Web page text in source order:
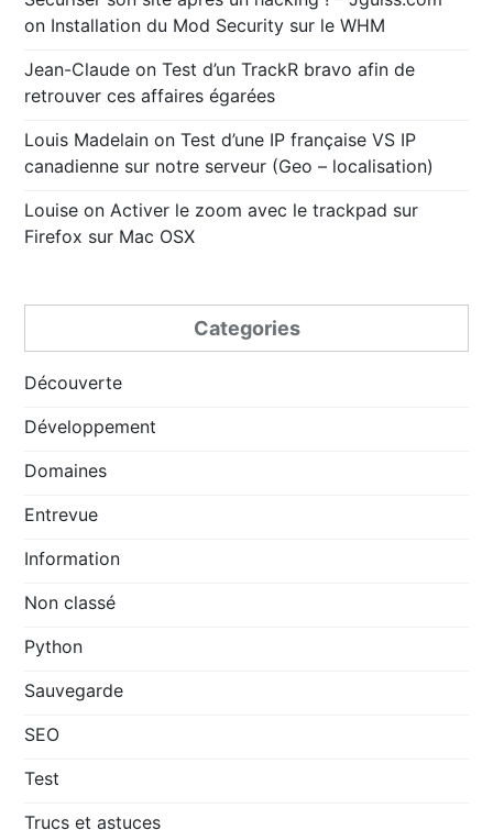
on Installation du Mod Security sur le WHM
Jean-Claude onTest d’un TrackR bravo afin de
retrouver ces affaires égarées
Louis Madelain onTest d’une IP française VS IP
canadienne sur notre serveur (Geo – localisation)
Louise onActiver le zoom avec le trackpad sur
Firefox sur Mac OSX
Categories
Découverte
Développement
Domaines
Entrevue
Information
Non classé
Python
Sauvegarde
SEO
Test
Trucs et astuces